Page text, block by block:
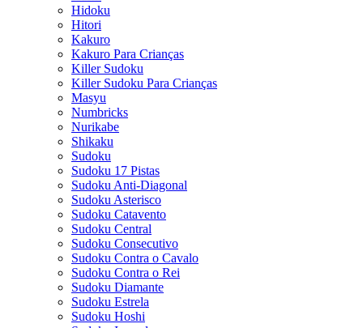
Hidoku
Hitori
Kakuro
Kakuro Para Crianças
Killer Sudoku
Killer Sudoku Para Crianças
Masyu
Numbricks
Nurikabe
Shikaku
Sudoku
Sudoku 17 Pistas
Sudoku Anti-Diagonal
Sudoku Asterisco
Sudoku Catavento
Sudoku Central
Sudoku Consecutivo
Sudoku Contra o Cavalo
Sudoku Contra o Rei
Sudoku Diamante
Sudoku Estrela
Sudoku Hoshi